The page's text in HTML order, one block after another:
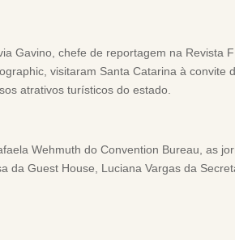
Gavino, chefe de reportagem na Revista
visitaram Santa Catarina à convite
atrativos turísticos do estado.
Wehmuth do Convention Bureau, as
da Guest House, Luciana Vargas da